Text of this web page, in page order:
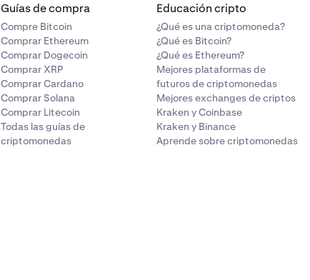
Guías de compra
Compre Bitcoin
Comprar Ethereum
Comprar Dogecoin
Comprar XRP
Comprar Cardano
Comprar Solana
Comprar Litecoin
Todas las guías de
criptomonedas
Educación cripto
¿Qué es una criptomoneda?
¿Qué es Bitcoin?
¿Qué es Ethereum?
Mejores plataformas de
futuros de criptomonedas
Mejores exchanges de criptos
Kraken y Coinbase
Kraken y Binance
Aprende sobre criptomonedas